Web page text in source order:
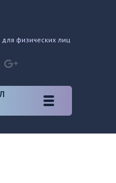
физических лиц